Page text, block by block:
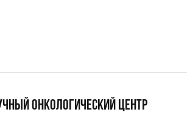
ОНКОЛОГИЧЕСКИЙ ЦЕНТР